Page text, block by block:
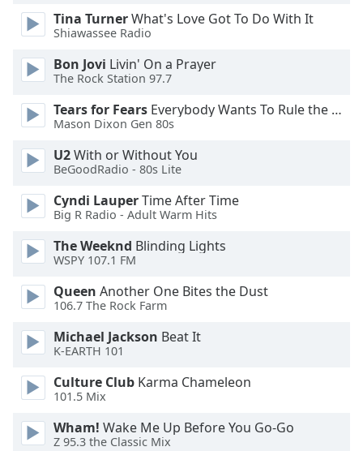
Text
Color
Opacity
Text
Color
Opacity
Caption
Background
Color
Opacity
Font
Size
Tina TurnerWhat's Love Got To Do With It
Shiawassee Radio
Bon Jovi Livin' On a Prayer
The Rock Station 97.7
Tears for Fears Everybody Wants To Rule the World
Mason Dixon Gen 80s
U2With or Without You
BeGoodRadio - 80s Lite
Cyndi LauperTime After Time
Big R Radio - Adult Warm Hits
The Weeknd Blinding Lights
WSPY 107.1 FM
Queen Another One Bites the Dust
106.7 The Rock Farm
Michael Jackson Beat It
K-EARTH 101
Culture Club Karma Chameleon
101.5 Mix
Wham! Wake Me Up Before You Go-Go
Z 95.3 the Classic Mix